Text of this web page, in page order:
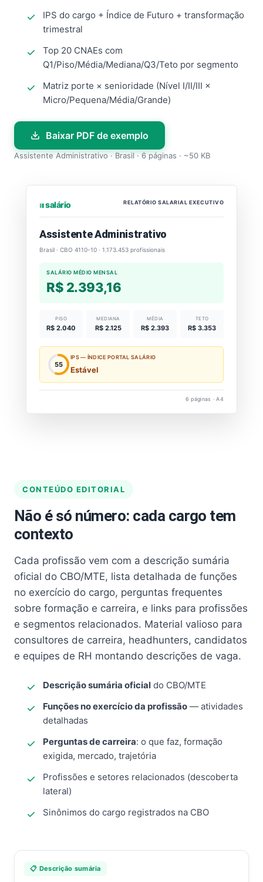
IPS do cargo + Índice de Futuro + transformação
trimestral
Top 20 CNAEs com
Q1/Piso/Média/Mediana/Q3/Teto por segmento
Matriz porte × senioridade (Nível I/II/III ×
Micro/Pequena/Média/Grande)
Baixar PDF de exemplo
Assistente Administrativo · Brasil · 6 páginas · ~50 KB
⏐⏐⏐ salário RELATÓRIO SALARIAL EXECUTIVO
Assistente Administrativo
Brasil · CBO 4110-10 · 1.173.453 profissionais
SALÁRIO MÉDIO MENSAL
R$ 2.393,16
PISO
R$ 2.040
MEDIANA
R$ 2.125
MÉDIA
R$ 2.393
TETO
R$ 3.353
55
IPS — ÍNDICE PORTAL SALÁRIO
Estável
6 páginas · A4
CONTEÚDO EDITORIAL
Não é só número: cada cargo tem
contexto
Cada profissão vem com a descrição sumária
oficial do CBO/MTE, lista detalhada de funções
no exercício do cargo, perguntas frequentes
sobre formação e carreira, e links para profissões
e segmentos relacionados. Material valioso para
consultores de carreira, headhunters, candidatos
e equipes de RH montando descrições de vaga.
Descrição sumária oficial do CBO/MTE
Funções no exercício da profissão — atividades
detalhadas
Perguntas de carreira: o que faz, formação
exigida, mercado, trajetória
Profissões e setores relacionados (descoberta
lateral)
Sinônimos do cargo registrados na CBO
📋 Descrição sumária